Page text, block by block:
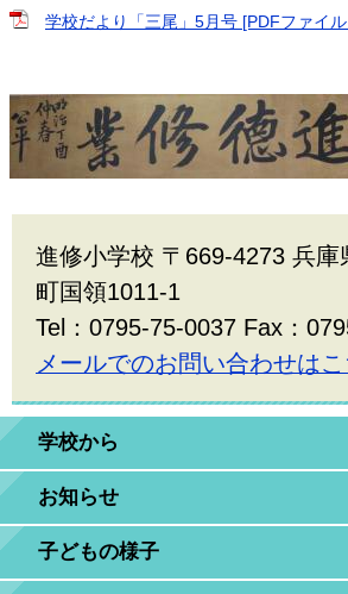
学校から
お知らせ
子どもの様子
学校だより「三尾」5月号 [PDFファイ
進修小学校 〒669-4273 兵庫
町国領1011-1
Tel：0795-75-0037 Fax：
メールでのお問い合わせはこ